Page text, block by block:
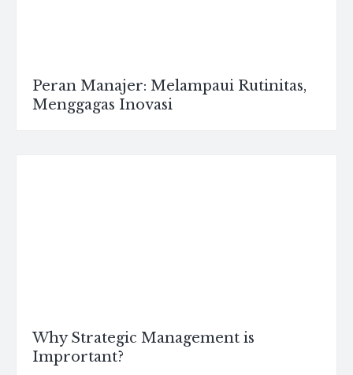
Peran Manajer: Melampaui Rutinitas,
Menggagas Inovasi
Why Strategic Management is
Imprortant?